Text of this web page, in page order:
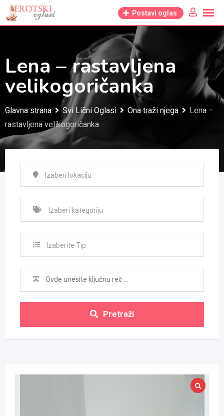
Skip
to
Postavi oglas
Lena – rastavljena
velikogoričanka
Glavna strana Svi Lični Oglasi Ona traži njega
Lena –
rastavljena velikogoričanka
Izaberite Tip
Pretraži